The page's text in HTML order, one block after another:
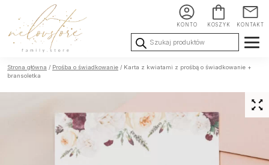
KONTO KOSZYK KONTAKT
Wyszukiwarka
produktów
Ślub i
Wesele
Chrzest i
Urodziny i
Strona główna / Prośba o świadkowanie / Karta z kwiatami z prośbą o świadkowanie +
bransoletka